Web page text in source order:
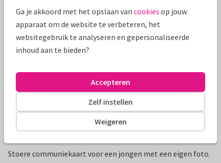
Productinformatie
Stoere communiekaart voor een jongen met een eigen foto.
Ga je akkoord met het opslaan van cookies op jouw
apparaat om de website te verbeteren, het
websitegebruik te analyseren en gepersonaliseerde
inhoud aan te bieden?
Weigeren
Zelf instellen
Accepteren